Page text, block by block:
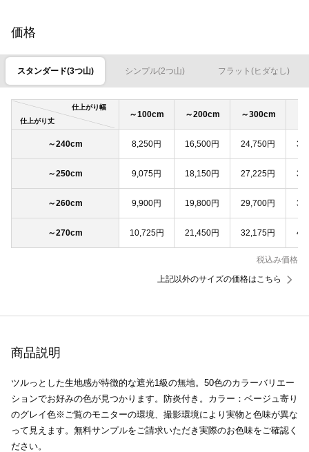
価格
スタンダード(3つ山) シンプル(2つ山) フラット(ヒダなし)
仕上がり幅
仕上がり丈
～100cm ～200cm ～300cm
～240cm 8,250円 16,500円 24,750円
～250cm 9,075円 18,150円 27,225円
～260cm 9,900円 19,800円 29,700円
～270cm 10,725円 21,450円 32,175円
税込み価格
上記以外のサイズの価格はこちら
商品説明
ツルっとした生地感が特徴的な遮光1級の無地。50色のカラーバリエー
ションでお好みの色が見つかります。防炎付き。カラー：ベージュ寄り
のグレイ色※ご覧のモニターの環境、撮影環境により実物と色味が異な
って見えます。無料サンプルをご請求いただき実際のお色味をご確認く
ださい。